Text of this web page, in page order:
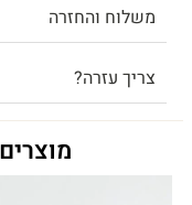
משלוח והחזרה
צריך עזרה?